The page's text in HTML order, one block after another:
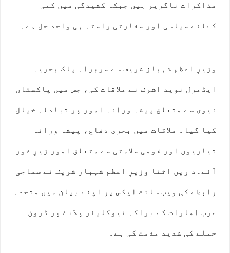
مذاکرات ناگزیر ہیں جبکہ کشیدگی میں کمی
کےلئے سیاسی اور سفارتی راستہ ہی واحد حل ہے۔
وزیرِ اعظم شہباز شریف سے سربراہ پاک بحریہ
ایڈمرل نوید اشرف نے ملاقات کی، جس میں پاکستان
نیوی سے متعلق پیشہ ورانہ امور پر تبادلہ خیال
کیا گیا۔ ملاقات میں بحری دفاع، پیشہ ورانہ
تیاریوں اور قومی سلامتی سے متعلق امور زیرِ غور
آئے۔د ریں اثنا وزیرِ اعظم شہباز شریف نے سماجی
رابطے کی ویب سائٹ ایکس پر اپنے بیان میں متحدہ
عرب امارات کے براکہ نیوکلیئر پلانٹ پر ڈرون
حملے کی شدید مذمت کی ہے۔